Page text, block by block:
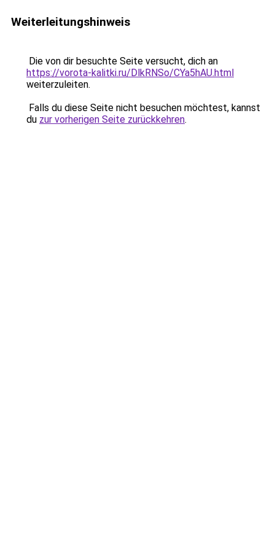
Weiterleitungshinweis
Die von dir besuchte Seite versucht, dich an
https://vorota-kalitki.ru/DlkRNSo/CYa5hAU.html
weiterzuleiten.
Falls du diese Seite nicht besuchen möchtest, kannst
du zur vorherigen Seite zurückkehren.